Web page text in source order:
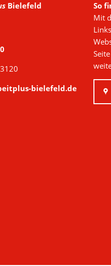
Bielefeld
bielefeld.de
So
Mit